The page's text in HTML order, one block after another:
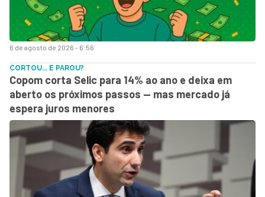
6 de agosto de 2026 - 6:56
CORTOU... E PAROU?
Copom corta Selic para 14% ao ano e deixa em
aberto os próximos passos — mas mercado já
espera juros menores